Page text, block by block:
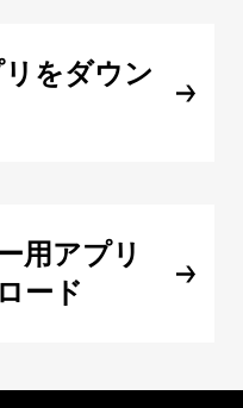
をダウン
用アプリ
ード